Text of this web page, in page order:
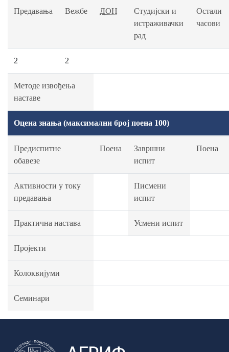
Предавања Вежбе ДОН
Студијски и
истраживачки
рад
Остали
часови
2 2
Методе извођења
наставе
Оцена знања (максимални број поена 100)
Предиспитне
обавезе
Поена
Завршни
испит
Поена
Активности у току
предавања
Писмени
испит
Практична настава Усмени испит
Пројекти
Колоквијуми
Семинари